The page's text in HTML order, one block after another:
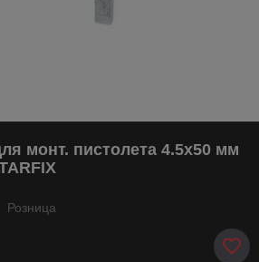
монт. пистолета 4.5х50 мм
Розница